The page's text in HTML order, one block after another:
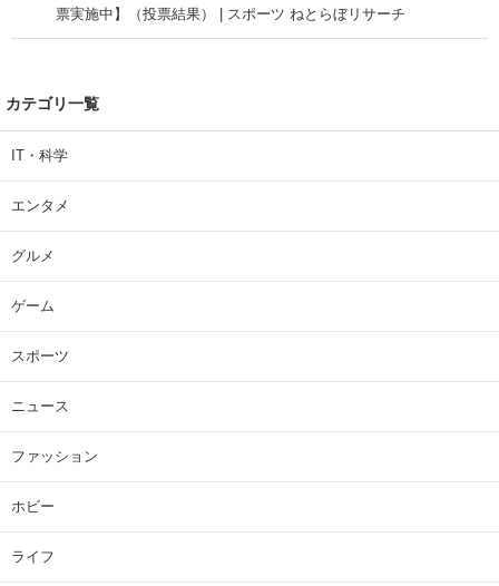
票実施中】（投票結果） | スポーツ ねとらぼリサーチ
カテゴリ一覧
IT・科学
エンタメ
グルメ
ゲーム
スポーツ
ニュース
ファッション
ホビー
ライフ